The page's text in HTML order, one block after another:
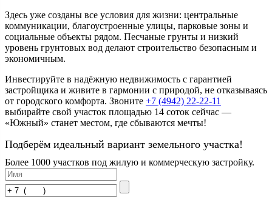
Здесь уже созданы все условия для жизни: центральные
коммуникации, благоустроенные улицы, парковые зоны и
социальные объекты рядом. Песчаные грунты и низкий
уровень грунтовых вод делают строительство безопасным и
экономичным.
Инвестируйте в надёжную недвижимость с гарантией
застройщика и живите в гармонии с природой, не отказываясь
от городского комфорта. Звоните +7 (4942) 22-22-11
выбирайте свой участок площадью 14 соток сейчас —
«Южный» станет местом, где сбываются мечты!
Подберём идеальный вариант земельного участка!
Более 1000 участков под жилую и коммерческую застройку.